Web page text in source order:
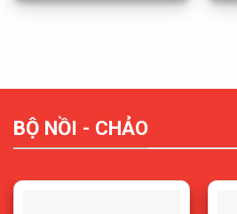
BỘ NỒI - CHẢO